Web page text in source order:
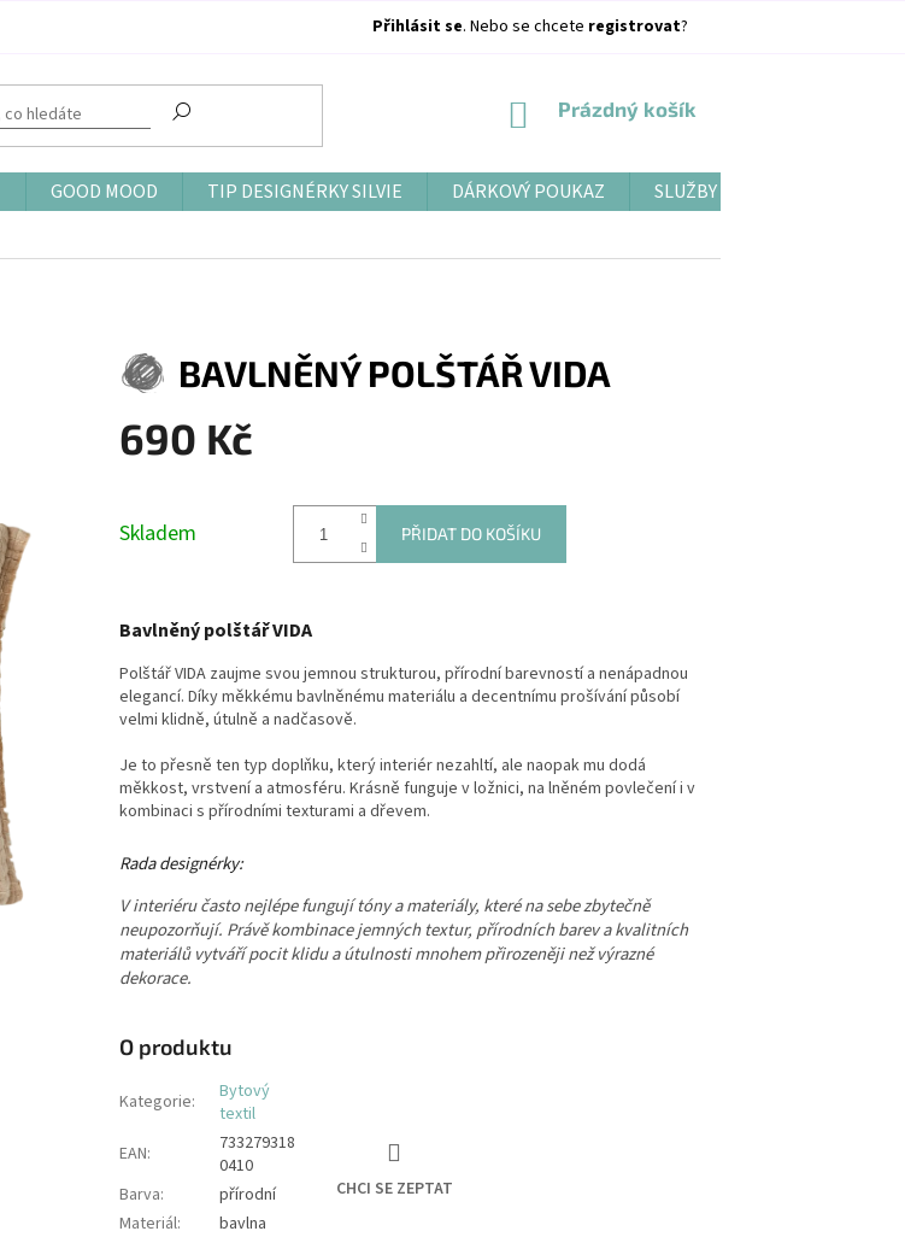
Přihlásit se. Nebo se chcete registrovat?
NÁKUPNÍ
Prázdný košík
GOOD MOOD TIP DESIGNÉRKY SILVIE DÁRKOVÝ POUKAZ SLUŽBY
BAVLNĚNÝ POLŠTÁŘ VIDA
690 Kč
Skladem PŘIDAT DO KOŠÍKU
Bavlněný polštář VIDA
Polštář VIDA zaujme svou jemnou strukturou, přírodní barevností a nenápadnou
elegancí. Díky měkkému bavlněnému materiálu a decentnímu prošívání působí
velmi klidně, útulně a nadčasově.
Je to přesně ten typ doplňku, který interiér nezahltí, ale naopak mu dodá
měkkost, vrstvení a atmosféru. Krásně funguje v ložnici, na lněném povlečení i v
kombinaci s přírodními texturami a dřevem.
Rada designérky:
V interiéru často nejlépe fungují tóny a materiály, které na sebe zbytečně
neupozorňují. Právě kombinace jemných textur, přírodních barev a kvalitních
materiálů vytváří pocit klidu a útulnosti mnohem přirozeněji než výrazné
dekorace.
O produktu
Kategorie:
Bytový
textil
EAN:
733279318
0410
Barva:
přírodní
Materiál:
bavlna
CHCI SE ZEPTAT